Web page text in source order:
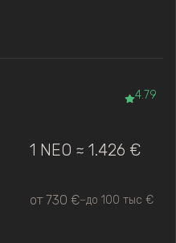
4.79
1 NEO ≈ 1.426 €
от 730 €—до 100 тыс €